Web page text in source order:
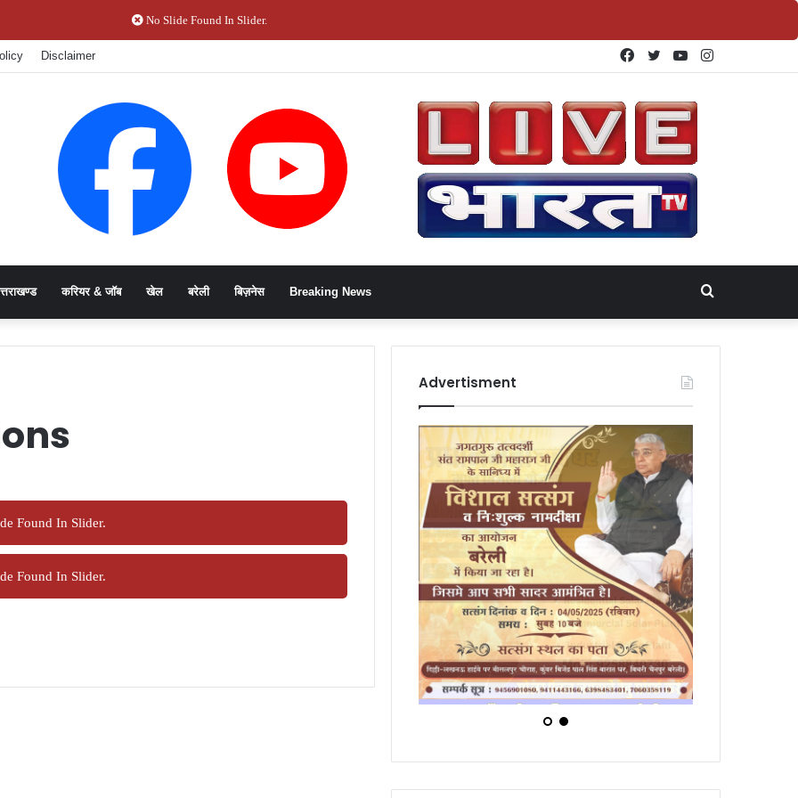
No Slide Found In Slider.
Disclaimer Instagram
YouTube
Twitter
Facebook
करियर & जॉब खेल बरेली बिज़नेस Breaking News
for
Found In Slider.
Found In Slider.
Advertisment